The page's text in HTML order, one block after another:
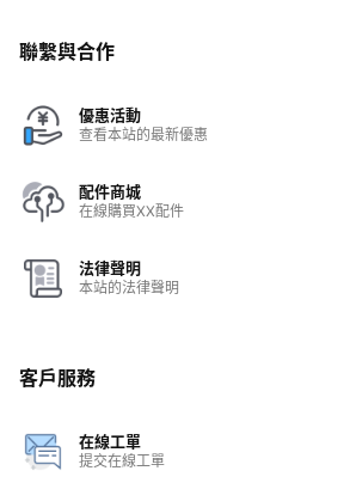
聯繫與合作
優惠活動
查看本站的最新優惠
配件商城
在線購買XX配件
法律聲明
本站的法律聲明
客戶服務
在線工單
提交在線工單